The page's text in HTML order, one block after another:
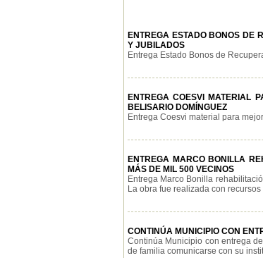
ENTREGA ESTADO BONOS DE
Y JUBILADOS
Entrega Estado Bonos de
ENTREGA COESVI MATERIAL
BELISARIO DOMÍNGUEZ
Entrega Coesvi material para
ENTREGA MARCO BONILLA
MÁS DE MIL 500 VECINOS
Entrega Marco Bonilla
La obra fue realizada con
CONTINÚA MUNICIPIO CON
Continúa Municipio con entrega
de familia comunicarse con su